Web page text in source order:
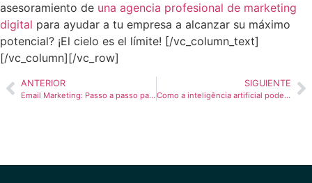
asesoramiento de una agencia profesional de marketing
digital para ayudar a tu empresa a alcanzar su máximo
potencial? ¡El cielo es el límite! [/vc_column_text]
[/vc_column][/vc_row]
ANTERIOR
Email Marketing: Passo a passo para construir uma campanha bem-sucedida
SIGUIENTE
Como a inteligência artificial pode ajudar as relações públicas